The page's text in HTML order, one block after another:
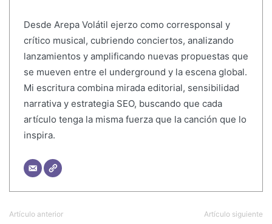
Desde Arepa Volátil ejerzo como corresponsal y
crítico musical, cubriendo conciertos, analizando
lanzamientos y amplificando nuevas propuestas que
se mueven entre el underground y la escena global.
Mi escritura combina mirada editorial, sensibilidad
narrativa y estrategia SEO, buscando que cada
artículo tenga la misma fuerza que la canción que lo
inspira.
Artículo anterior Artículo siguiente